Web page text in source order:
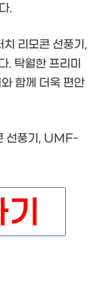
.
리모콘 선풍기,
탁월한 프리미
함께 더욱 편안
선풍기, UMF-